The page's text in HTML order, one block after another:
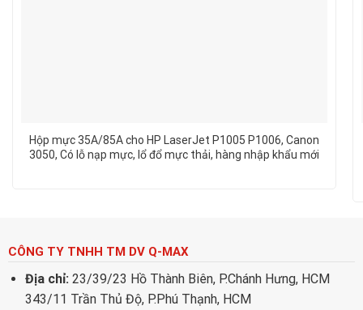
Hộp mực 35A/85A cho HP LaserJet P1005 P1006, Canon
3050, Có lỗ nạp mực, lổ đổ mực thải, hàng nhập khẩu mới
CÔNG TY TNHH TM DV Q-MAX
Địa chỉ: 23/39/23 Hồ Thành Biên, P.Chánh Hưng, HCM
343/11 Trần Thủ Độ, P.Phú Thạnh, HCM